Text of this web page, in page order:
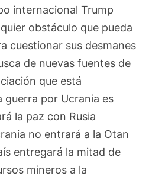
internacional Trump
obstáculo que pueda
cuestionar sus desmanes
de nuevas fuentes de
que está
guerra por Ucrania es
la paz con Rusia
no entrará a la Otan
entregará la mitad de
mineros a la